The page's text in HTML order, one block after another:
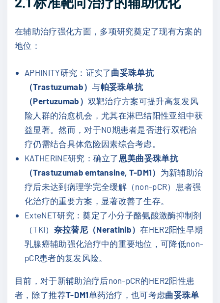
在辅助治疗强化方面，多项研究奠定了现有方案的
地位：
APHINITY研究：证实了曲妥珠单抗
（Trastuzumab）与帕妥珠单抗
（Pertuzumab） 双靶治疗方案可提升高复发风
险人群的治愈机会，尤其在淋巴结阳性亚组中获
益显著。然而，对于N0期患者是否进行双靶治
疗仍需结合具体危险因素综合考虑。
KATHERINE研究：确立了 恩美曲妥珠单抗
（Trastuzumab emtansine, T-DM1） 为新辅助治
疗后未达到病理学完全缓解（non-pCR）患者强
化治疗的重要方案，显著改善了生存。
ExteNET研究：奠定了小分子酪氨酸激酶抑制剂
（TKI） 奈拉替尼（Neratinib）在HER2阳性早期
乳腺癌辅助强化治疗中的重要地位，可降低non-
pCR患者的复发风险。
目前，对于新辅助治疗后non-pCR的HER2阳性患
者，除了推荐T-DM1单药治疗，也可考虑曲妥珠单